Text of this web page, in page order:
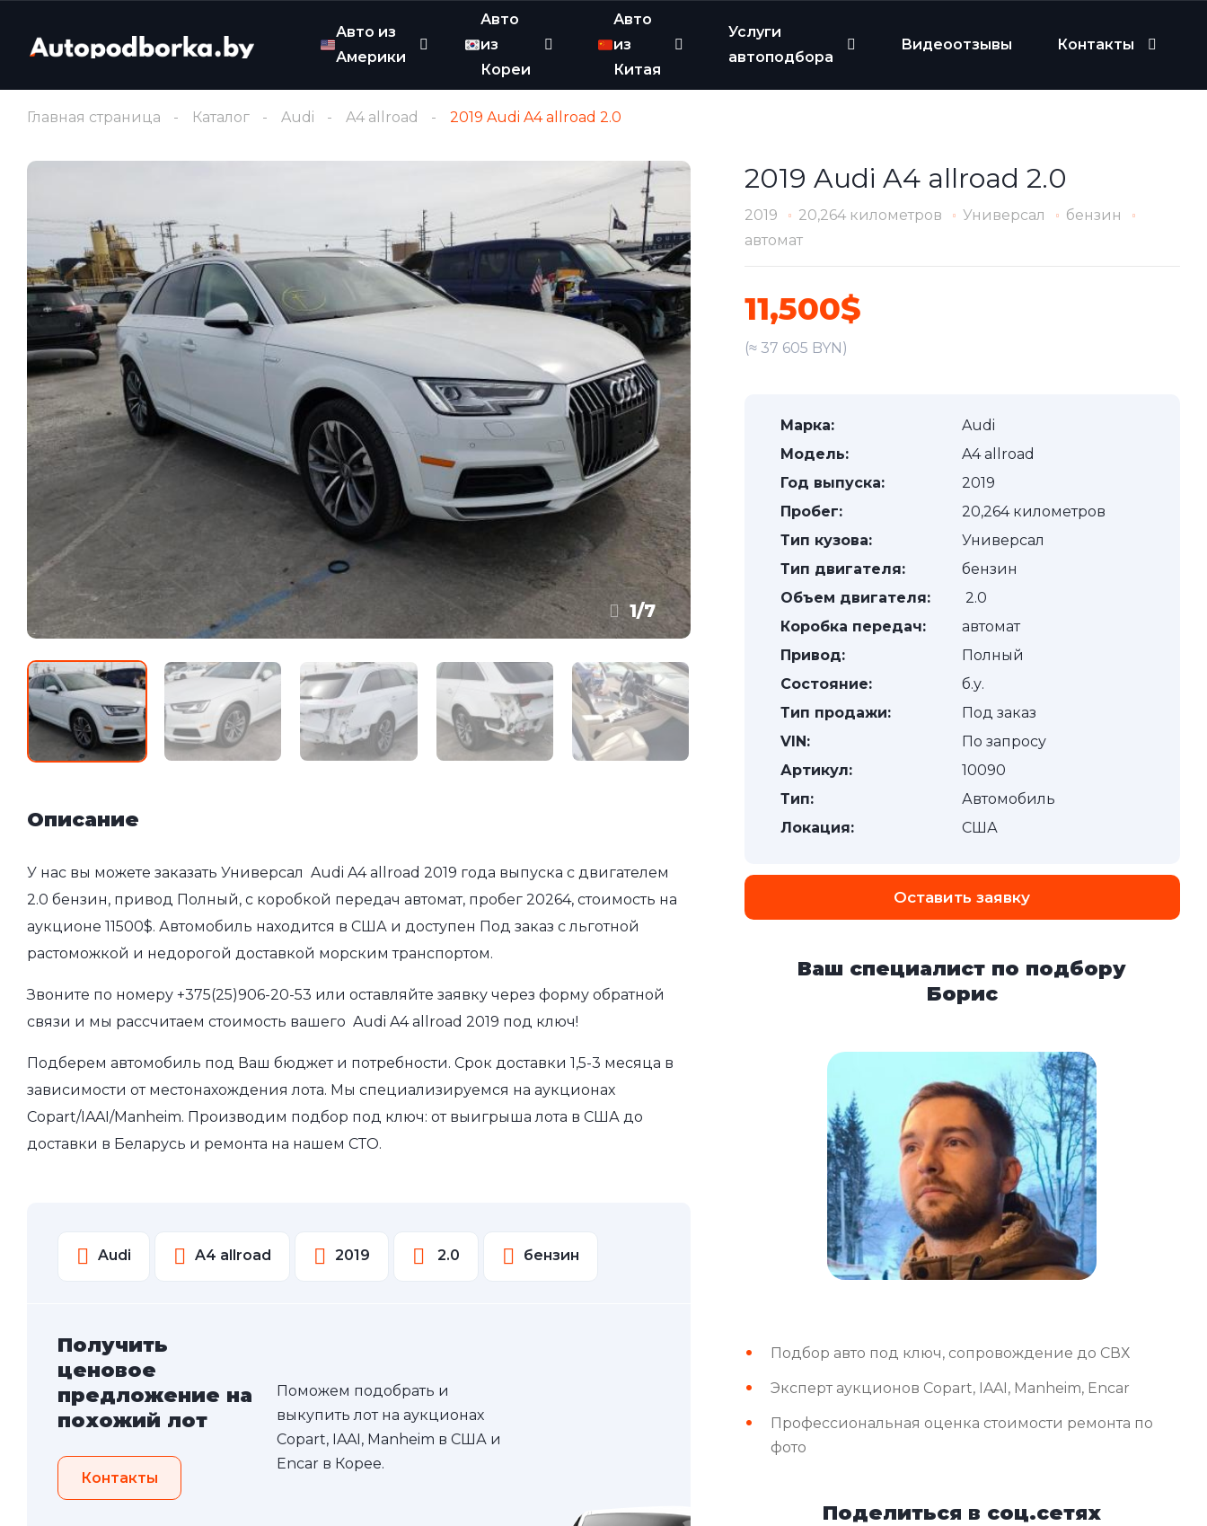
Авто из
Америки
Авто
из
Кореи
Авто
из
Китая
Услуги
автоподбора
Видеоотзывы Контакты
Главная страница Каталог Audi A4 allroad 2019 Audi A4 allroad 2.0
1/7
Описание
У нас вы можете заказать Универсал Audi A4 allroad 2019 года выпуска с двигателем
2.0 бензин, привод Полный, с коробкой передач автомат, пробег 20264, стоимость на
аукционе 11500$. Автомобиль находится в США и доступен Под заказ с льготной
растоможкой и недорогой доставкой морским транспортом.
Звоните по номеру +375(25)906-20-53 или оставляйте заявку через форму обратной
связи и мы рассчитаем стоимость вашего Audi A4 allroad 2019 под ключ!
Подберем автомобиль под Ваш бюджет и потребности. Срок доставки 1,5-3 месяца в
зависимости от местонахождения лота. Мы специализируемся на аукционах
Copart/IAAI/Manheim. Производим подбор под ключ: от выигрыша лота в США до
доставки в Беларусь и ремонта на нашем СТО.
Audi A4 allroad 2019 2.0 бензин
Получить
ценовое
предложение на
похожий лот
Контакты
Поможем подобрать и
выкупить лот на аукционах
Copart, IAAI, Manheim в США и
Encar в Корее.
2019 Audi A4 allroad 2.0
2019 20,264 километров Универсал
бензин
автомат
11,500$
(≈ 37 605 BYN)
Марка:
Audi
Модель:
A4 allroad
Год выпуска:
2019
Пробег:
20,264 километров
Тип кузова:
Универсал
Тип двигателя:
бензин
Объем двигателя:
2.0
Коробка передач:
автомат
Привод:
Полный
Состояние:
б.у.
Тип продажи:
Под заказ
VIN:
По запросу
Артикул:
10090
Тип:
Автомобиль
Локация:
США
Оставить заявку
Ваш специалист по подбору
Борис
Подбор авто под ключ, сопровождение до СВХ
Эксперт аукционов Copart, IAAI, Manheim, Encar
Профессиональная оценка стоимости ремонта по
фото
Поделиться в соц.сетях